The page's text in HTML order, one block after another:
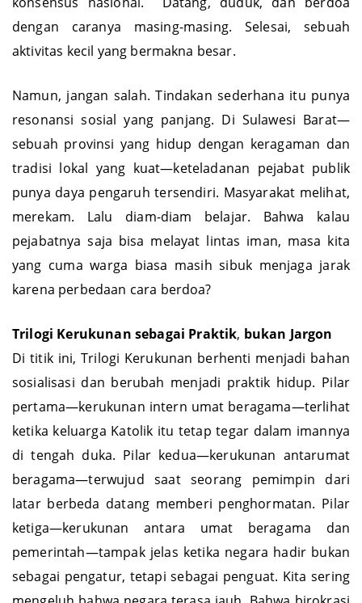
konsensus nasional. Datang, duduk, dan berdoa
dengan caranya masing-masing. Selesai, sebuah
Namun, jangan salah. Tindakan sederhana itu punya
resonansi sosial yang panjang. Di Sulawesi Barat—
sebuah provinsi yang hidup dengan keragaman dan
tradisi lokal yang kuat—keteladanan pejabat publik
punya daya pengaruh tersendiri. Masyarakat melihat,
merekam. Lalu diam-diam belajar. Bahwa kalau
pejabatnya saja bisa melayat lintas iman, masa kita
yang cuma warga biasa masih sibuk menjaga jarak
Trilogi Kerukunan sebagai Praktik bukan
Jargon
Di titik ini, Trilogi Kerukunan berhenti menjadi bahan
sosialisasi dan berubah menjadi praktik hidup. Pilar
pertama—kerukunan intern umat beragama—terlihat
ketika keluarga Katolik itu tetap tegar dalam imannya
di tengah duka. Pilar kedua—kerukunan antarumat
beragama—terwujud saat seorang pemimpin dari
latar berbeda datang memberi penghormatan. Pilar
ketiga—kerukunan antara umat beragama dan
pemerintah—tampak jelas ketika negara hadir bukan
sebagai pengatur, tetapi sebagai penguat.
Kita sering